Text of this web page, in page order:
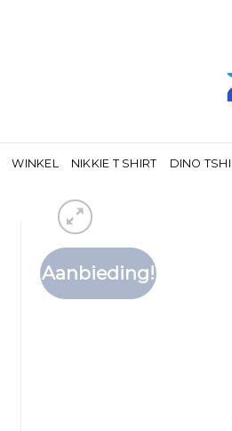
WINKEL NIKKIE T SHIRT DINO
Aanbieding!